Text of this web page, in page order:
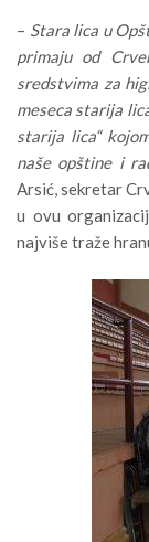
– Stara lica u
primaju od
sredstvima za
meseca starija
starija lica“
naše opštine i
Arsić, sekretar
u ovu
najviše traže